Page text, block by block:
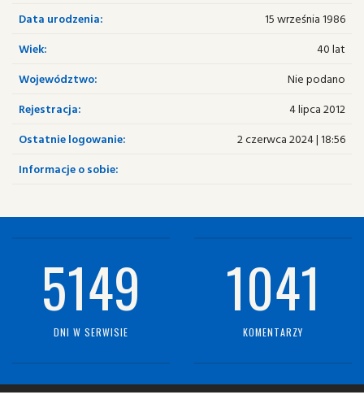
Data urodzenia:
15 września 1986
Wiek:
40 lat
Województwo:
Nie podano
Rejestracja:
4 lipca 2012
Ostatnie logowanie:
2 czerwca 2024 | 18:56
Informacje o sobie:
5149
DNI W SERWISIE
1041
KOMENTARZY